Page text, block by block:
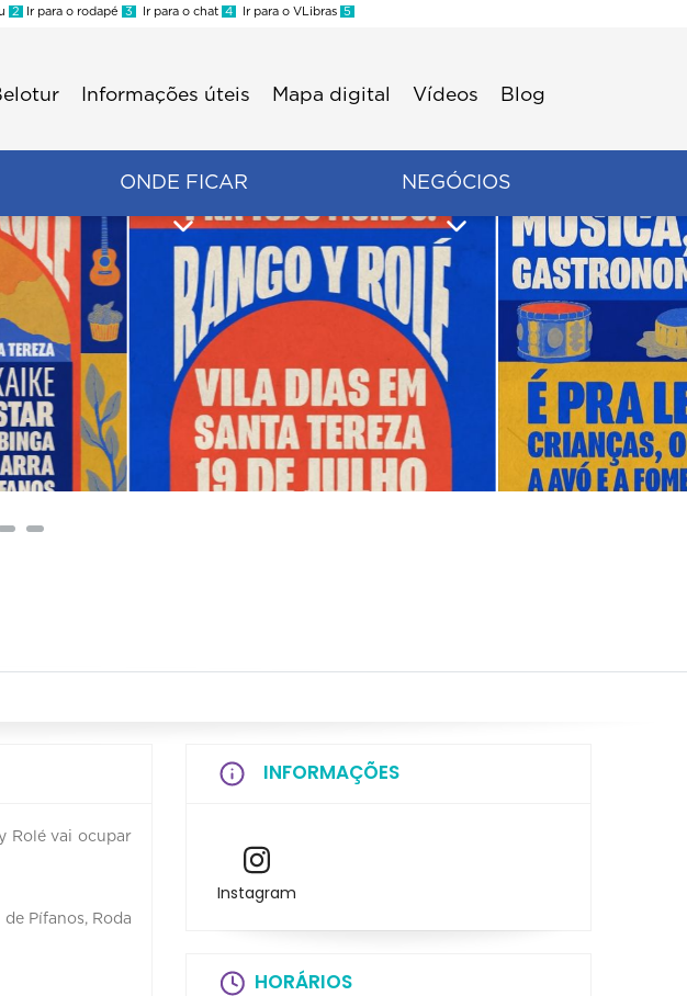
2 Ir para o rodapé 3 Ir para o chat 4 Ir para o VLibras 5
Informações úteis Mapa digital Vídeos Blog
ONDE FICAR NEGÓCIOS
Rolé vai ocupar
Pífanos, Roda
INFORMAÇÕES
Instagram
HORÁRIOS